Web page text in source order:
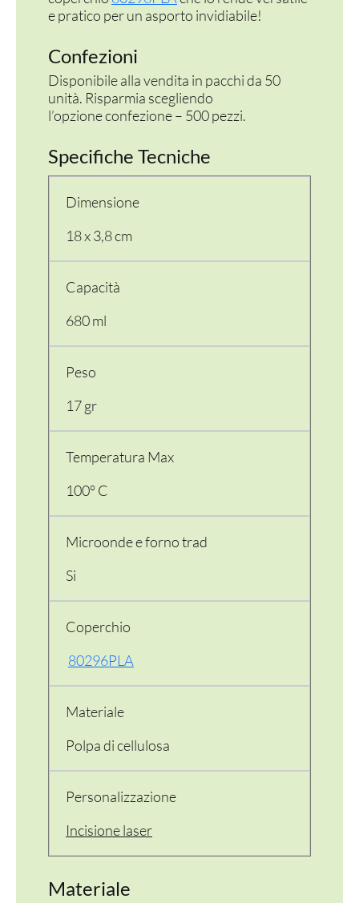
PER LA TAVOLA
FINGER E GELATO
VASSOI E COTTURA
e pratico per un asporto invidiabile!
Confezioni
Disponibile alla vendita in pacchi da 50
unità. Risparmia scegliendo
l’opzione confezione – 500 pezzi.
Specifiche Tecniche
Dimensione
18 x 3,8 cm
Capacità
680 ml
Peso
17 gr
Temperatura Max
100° C
Microonde e forno trad
Si
Coperchio
80296PLA
Materiale
Polpa di cellulosa
Personalizzazione
Incisione laser
Materiale